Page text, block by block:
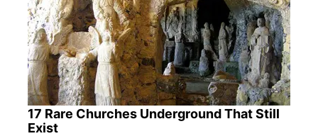
17 Rare Churches Underground That Still
Exist